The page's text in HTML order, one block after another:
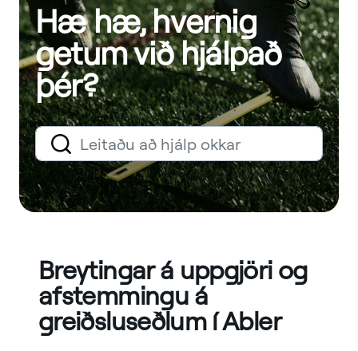
Hæ hæ, hvernig
getum við hjálpað
þér?
Breytingar á uppgjöri og
afstemmingu á
greiðsluseðlum í Abler